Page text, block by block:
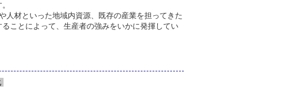
人材といった地域内資源、既存の産業を担ってきた
ことによって、生産者の強みをいかに発揮してい